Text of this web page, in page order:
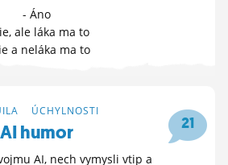
- Áno
ale láka ma to
a neláka ma to
21
ÚCHYLNOSTI
AI humor
AI, nech vymysli vtip a